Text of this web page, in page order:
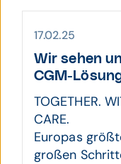
17.02.25
Wir sehen
CGM-
TOGETHER.
CARE.
Europas
großen